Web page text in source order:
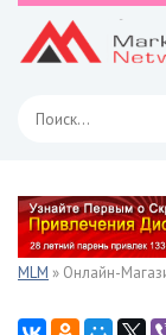
MLM » Онлайн-